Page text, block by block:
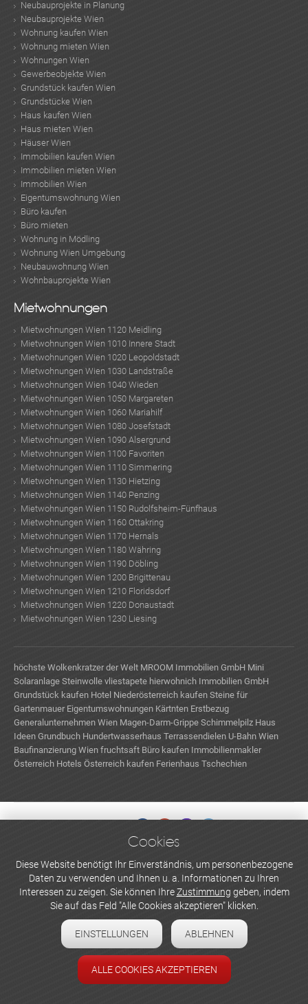
Neubauprojekte in Planung
Neubauprojekte Wien
Wohnung kaufen Wien
Wohnung mieten Wien
Wohnungen Wien
Gewerbeobjekte Wien
Grundstück kaufen Wien
Grundstücke Wien
Haus kaufen Wien
Haus mieten Wien
Häuser Wien
Immobilien kaufen Wien
Immobilien mieten Wien
Immobilien Wien
Eigentumswohnung Wien
Büro kaufen
Büro mieten
Wohnung in Mödling
Wohnung Wien Umgebung
Neubauwohnung Wien
Wohnbauprojekte Wien
Mietwohnungen
Mietwohnungen Wien 1120 Meidling
Mietwohnungen Wien 1010 Innere Stadt
Mietwohnungen Wien 1020 Leopoldstadt
Mietwohnungen Wien 1030 Landstraße
Mietwohnungen Wien 1040 Wieden
Mietwohnungen Wien 1050 Margareten
Mietwohnungen Wien 1060 Mariahilf
Mietwohnungen Wien 1080 Josefstadt
Mietwohnungen Wien 1090 Alsergrund
Mietwohnungen Wien 1100 Favoriten
Mietwohnungen Wien 1110 Simmering
Mietwohnungen Wien 1130 Hietzing
Mietwohnungen Wien 1140 Penzing
Mietwohnungen Wien 1150 Rudolfsheim-Fünfhaus
Mietwohnungen Wien 1160 Ottakring
Mietwohnungen Wien 1170 Hernals
Mietwohnungen Wien 1180 Währing
Mietwohnungen Wien 1190 Döbling
Mietwohnungen Wien 1200 Brigittenau
Mietwohnungen Wien 1210 Floridsdorf
Mietwohnungen Wien 1220 Donaustadt
Mietwohnungen Wien 1230 Liesing
höchste Wolkenkratzer der Welt MROOM Immobilien GmbH Mini
Solaranlage Steinwolle vliestapete hierwohnich Immobilien GmbH
Grundstück kaufen Hotel Niederösterreich kaufen Steine für
Gartenmauer Eigentumswohnungen Kärtnten Erstbezug
Generalunternehmen Wien Magen-Darm-Grippe Schimmelpilz Haus
Ideen Grundbuch Hundertwasserhaus Terrassendielen U-Bahn Wien
Baufinanzierung Wien fruchtsaft Büro kaufen Immobilienmakler
Österreich Hotels Österreich kaufen Ferienhaus Tschechien
WERBEN UND INSERIEREN
Newsletter abonnieren
Datenschutzerklärung
Cookie-Einstellungen
Cookies
Diese Website benötigt Ihr Einverständnis, um personenbezogene
Daten zu verwenden und Ihnen u. a. Informationen zu Ihren
Interessen zu zeigen. Sie können IhreZustimmung geben, indem
Sie auf das Feld "Alle Cookies akzeptieren" klicken.
EINSTELLUNGEN ABLEHNEN
ALLE COOKIES AKZEPTIEREN